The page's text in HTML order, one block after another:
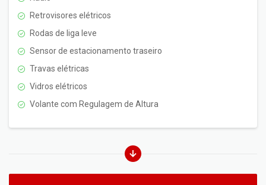
Retrovisores elétricos
Rodas de liga leve
Sensor de estacionamento traseiro
Travas elétricas
Vidros elétricos
Volante com Regulagem de Altura